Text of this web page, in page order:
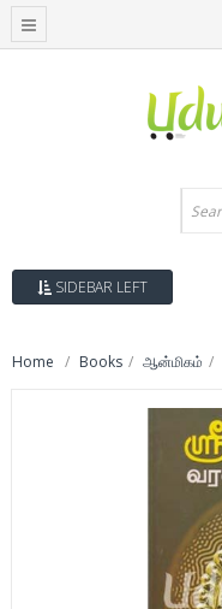
SIDEBAR LEFT
Home Books ஆன்மிகம்